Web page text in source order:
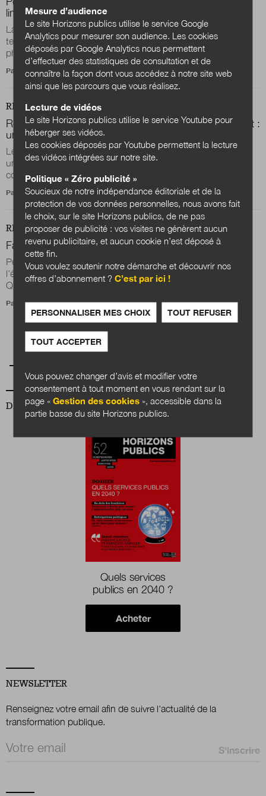
limites actuelles de la carte dans le diagnostic territorial
La cartographie est un outil central des diagnostics
territoriaux. Elle aide à objectiver, comparer, hiérarchiser les
phénomènes géographiques et...
Par Karine Hurel
REVUE DOSSIER
Réussir son projet de territoire dans le monde qui vient :
un enjeu sensible et culturel
Le projet de territoire n’est plus un exercice stratégique avec
un début, une fin et des livrables : il devient un processus
continu d’attention, de...
Par Stéphane Cordobes
REVUE DOSSIER
Faire (projet de) territoire avec les écosystèmes vivants
Peut-on s’engager dans un projet de territoire sans aborder
l’état de santé des écosystèmes qui le rendent habitable ?
Quels risques prend-on à...
Par Manon Loisel et Nicolas Rio
Pagination
Page courante
Page
2 Page
3 Page
4
DERNIER NUMÉRO
Quels services
publics en 2040 ?
Acheter
NEWSLETTER
Renseignez votre email afin de suivre l'actualité de la
transformation publique.
Email *
Mesure d’audience
Le site Horizons publics utilise le service Google
Analytics pour mesurer son audience. Les cookies
déposés par Google Analytics nous permettent
d’effectuer des statistiques de consultation et de
connaître la façon dont vous accédez à notre site web
ainsi que les parcours que vous réalisez.
Lecture de vidéos
Le site Horizons publics utilise le service Youtube pour
héberger ses vidéos.
Les cookies déposés par Youtube permettent la lecture
des vidéos intégrées sur notre site.
Politique « Zéro publicité »
Soucieux de notre indépendance éditoriale et de la
protection de vos données personnelles, nous avons fait
le choix, sur le site Horizons publics, de ne pas
proposer de publicité : vos visites ne génèrent aucun
revenu publicitaire, et aucun cookie n’est déposé à
cette fin.
Vous voulez soutenir notre démarche et découvrir nos
offres d’abonnement ?C’est par ici !
PERSONNALISER MES CHOIX TOUT REFUSER
TOUT ACCEPTER
Vous pouvez changer d’avis et modifier votre
consentement à tout moment en vous rendant sur la
page «Gestion des cookies », accessible dans la
partie basse du site Horizons publics.